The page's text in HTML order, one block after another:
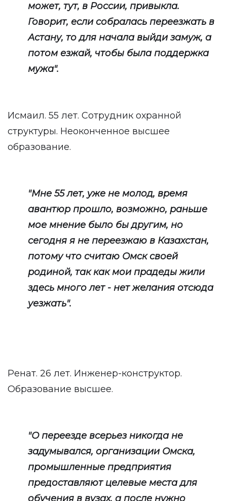
может, тут, в России, привыкла.
Говорит, если собралась переезжать в
Астану, то для начала выйди замуж, а
потом езжай, чтобы была поддержка
мужа".
Исмаил. 55 лет. Сотрудник охранной
структуры. Неоконченное высшее
образование.
"Мне 55 лет, уже не молод, время
авантюр прошло, возможно, раньше
мое мнение было бы другим, но
сегодня я не переезжаю в Казахстан,
потому что считаю Омск своей
родиной, так как мои прадеды жили
здесь много лет - нет желания отсюда
уезжать".
Ренат. 26 лет. Инженер-конструктор.
Образование высшее.
"О переезде всерьез никогда не
задумывался, организации Омска,
промышленные предприятия
предоставляют целевые места для
обучения в вузах, а после нужно